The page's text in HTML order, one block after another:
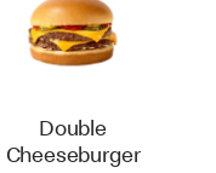
Double
Cheeseburger